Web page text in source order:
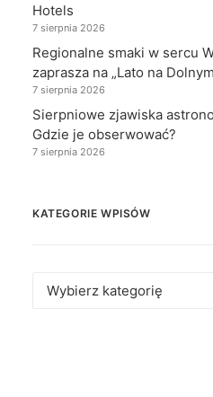
Hotels
7 sierpnia 2026
Regionalne smaki w sercu
zaprasza na „Lato na
7 sierpnia 2026
Sierpniowe zjawiska
Gdzie je obserwować?
7 sierpnia 2026
KATEGORIE WPISÓW
Kategorie